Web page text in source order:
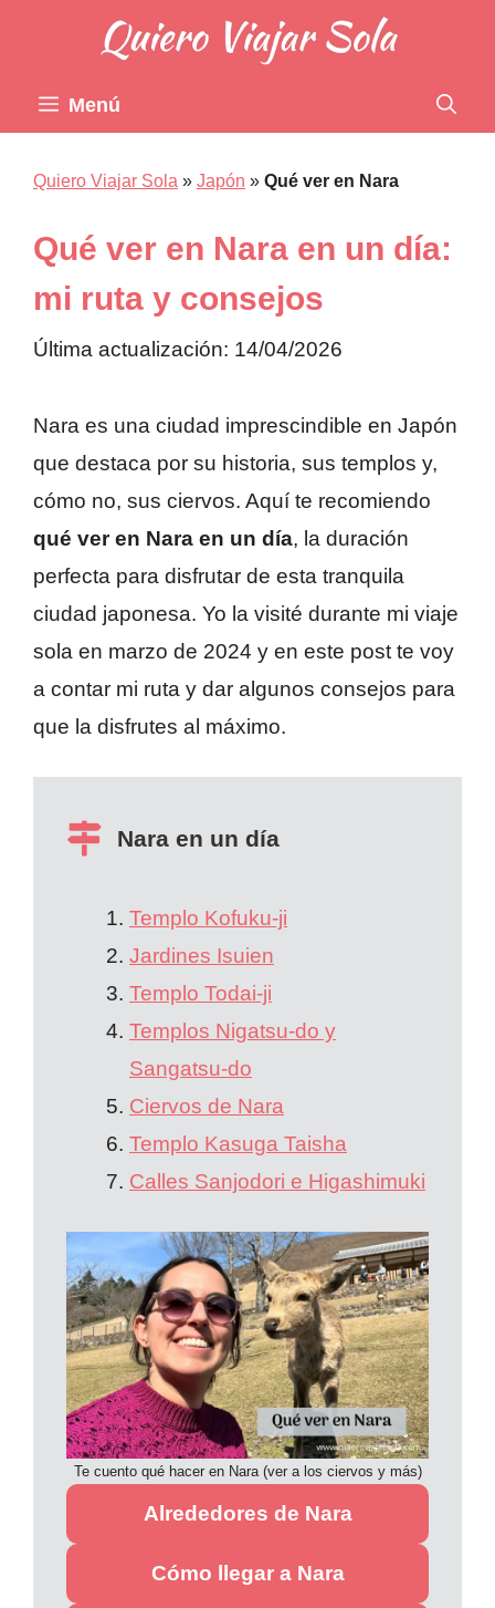
contenido
Menú
Quiero Viajar Sola » Japón » Qué ver en Nara
Qué ver en Nara en un día:
mi ruta y consejos
Última actualización: 14/04/2026
Nara es una ciudad imprescindible en Japón
que destaca por su historia, sus templos y,
cómo no, sus ciervos. Aquí te recomiendo
qué ver en Nara en un día, la duración
perfecta para disfrutar de esta tranquila
ciudad japonesa. Yo la visité durante mi viaje
sola en marzo de 2024 y en este post te voy
a contar mi ruta y dar algunos consejos para
que la disfrutes al máximo.
Nara en un día
Templo Kofuku-ji
Jardines Isuien
Templo Todai-ji
Templos Nigatsu-do y
Sangatsu-do
Ciervos de Nara
Templo Kasuga Taisha
Calles Sanjodori e Higashimuki
Te cuento qué hacer en Nara (ver a los ciervos y más)
Alrededores de Nara
Cómo llegar a Nara